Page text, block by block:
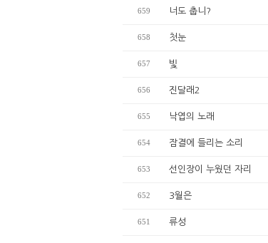
659 너도 춥니?
658 첫눈
657 빛
656 진달래2
655 낙엽의 노래
654 잠결에 들리는 소리
653 선인장이 누웠던 자리
652 3월은
651 류성